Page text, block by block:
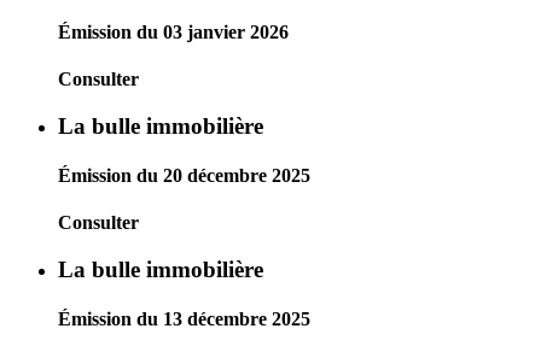
Émission du 03 janvier 2026
Consulter
La bulle immobilière
Émission du 20 décembre 2025
Consulter
La bulle immobilière
Émission du 13 décembre 2025